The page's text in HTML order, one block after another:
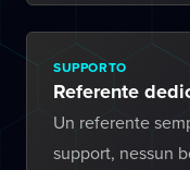
SUPPORTO
Referente
Un referente
support, nessun